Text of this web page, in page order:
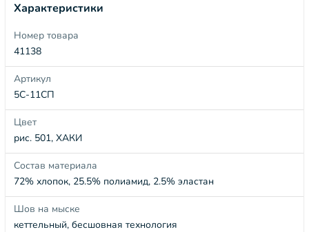
Характеристики
Номер товара
41138
Артикул
5С-11СП
Цвет
рис. 501, ХАКИ
Состав материала
72% хлопок, 25.5% полиамид, 2.5% эластан
Шов на мыске
кеттельный, бесшовная технология